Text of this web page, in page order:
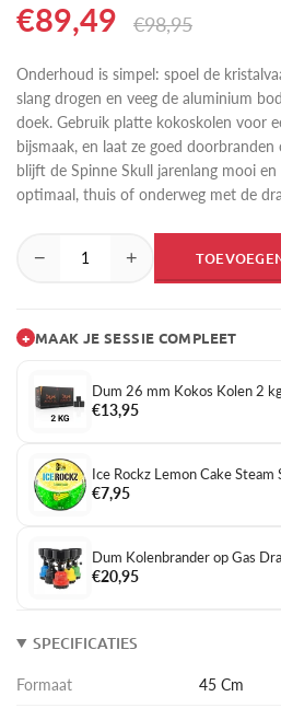
€89,49 €98,95
Onderhoud is simpel: spoel de
slang drogen en veeg de aluminium
doek. Gebruik platte kokoskolen voor
bijsmaak, en laat ze goed
blijft de Spinne Skull jarenlang mooi
optimaal, thuis of onderweg met de
− +
+ MAAK JE SESSIE COMPLEET
Dum 26 mm Kokos Kolen 2
€13,95
Ice Rockz Lemon Cake
€7,95
Dum Kolenbrander op Gas
€20,95
SPECIFICATIES
Formaat 45 Cm